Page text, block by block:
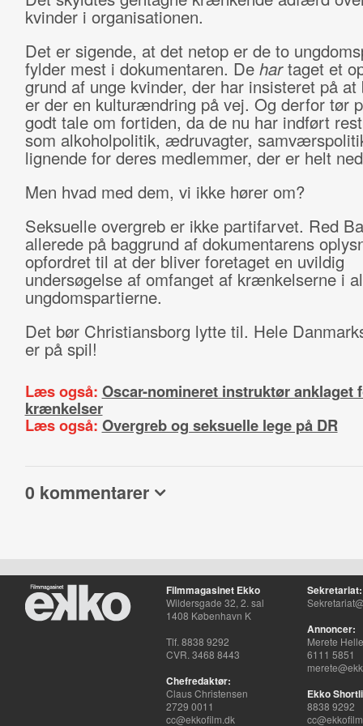
kvinder i organisationen.
Det er sigende, at det netop er de to
fylder mest i dokumentaren. Dehartaget et
grund af unge kvinder, der har insisteret på
er der en kulturændring på vej. Og derfor tør
godt tale om fortiden, da de nu har indført
som alkoholpolitik, ædruvagter,
lignende for deres medlemmer, der er helt
Men hvad med dem, vi ikke hører om?
Seksuelle overgreb er ikke partifarvet. Red
allerede på baggrund af dokumentarens
opfordret til at der bliver foretaget en uvildig
undersøgelse af omfanget af krænkelserne i
ungdomspartierne.
Det bør Christiansborg lytte til. Hele
er på spil!
Læs også: Oscar-nomineret instruktør anklaget
krænkelser
Læs også: Overgreb og seksuelle lege på DR
0 kommentarer
Filmmagasinet Ekko
Wildersgade 32, 2. sal
1408 København K
Tlf. 8838 9292
CVR. 3468 8443
Chefredaktør:
Claus Christensen
2729 0011
cc@ekkofilm.dk
Sekretariat:
Annoncer:
Merete
6111 5851
Ekko
8838 9292